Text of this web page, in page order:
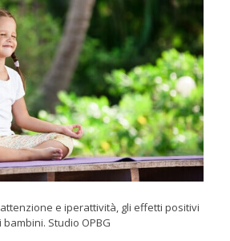
e iperattività, gli effetti positivi
Studio OPBG